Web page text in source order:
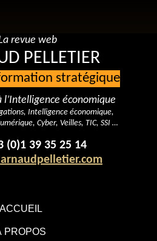
ACCUEIL
PROPOS
revue web
PELLETIER
stratégique
l’Intelligence économique
Intelligence économique,
Cyber, Veilles, TIC, SSI …
(0)1 39 35 25 14